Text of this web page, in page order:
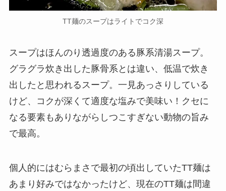
TT麺のスープはライトでコク深
スープはほんのり透過度のある豚系清湯スープ。
グラグラ炊き出した豚骨系とは違い、低温で炊き
出したと思われるスープ。一見あっさりしている
けど、コクが深くて適度な塩みで美味い！クセに
なる要素もありながらしつこすぎない動物の旨み
で最高。
個人的にはむらまさで最初の頃出していたTT麺は
あまり好みではなかったけど、現在のTT麺は間違